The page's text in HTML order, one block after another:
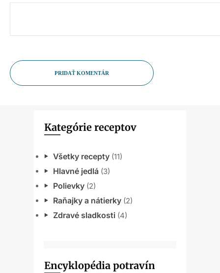
PRIDAŤ KOMENTÁR
Kategórie receptov
Všetky recepty (11)
Hlavné jedlá (3)
Polievky (2)
Raňajky a nátierky (2)
Zdravé sladkosti (4)
Encyklopédia potravín